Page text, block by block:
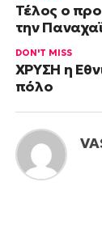
Τέλος ο
την
DON'T MISS
ΧΡΥΣΗ η
πόλο